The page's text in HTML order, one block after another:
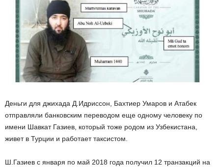
Деньги для джихада Д.Идриссон, Бахтиер Умаров и Атабек
отправляли банковским переводом еще одному человеку по
имени Шавкат Газиев, который тоже родом из Узбекистана,
живет в Турции и работает таксистом.
Ш.Газиев с января по май 2018 года получил 12 транзакций на